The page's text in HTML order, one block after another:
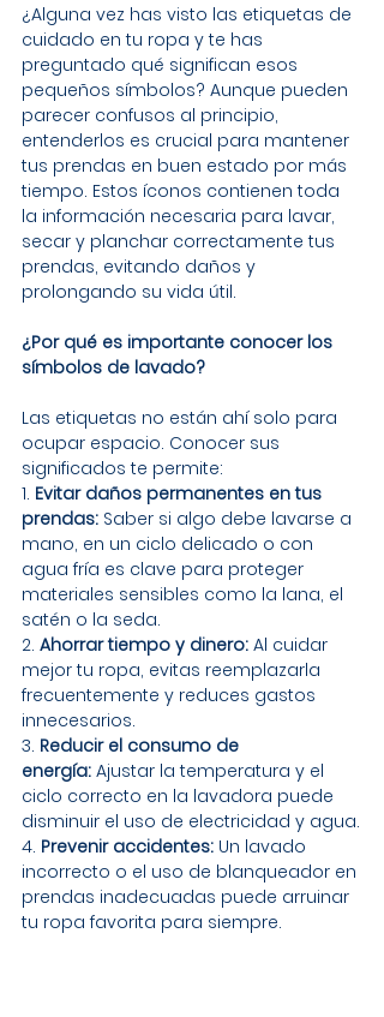
¿Alguna vez has visto las etiquetas de
cuidado en tu ropa y te has
preguntado qué significan esos
pequeños símbolos? Aunque pueden
parecer confusos al principio,
entenderlos es crucial para mantener
tus prendas en buen estado por más
tiempo. Estos íconos contienen toda
la información necesaria para lavar,
secar y planchar correctamente tus
prendas, evitando daños y
prolongando su vida útil.
¿Por qué es importante conocer los
símbolos de lavado?
Las etiquetas no están ahí solo para
ocupar espacio. Conocer sus
significados te permite:
1. Evitar daños permanentes en tus
prendas: Saber si algo debe lavarse a
mano, en un ciclo delicado o con
agua fría es clave para proteger
materiales sensibles como la lana, el
satén o la seda.
2. Ahorrar tiempo y dinero: Al cuidar
mejor tu ropa, evitas reemplazarla
frecuentemente y reduces gastos
innecesarios.
3. Reducir el consumo de
energía: Ajustar la temperatura y el
ciclo correcto en la lavadora puede
disminuir el uso de electricidad y agua.
4. Prevenir accidentes: Un lavado
incorrecto o el uso de blanqueador en
prendas inadecuadas puede arruinar
tu ropa favorita para siempre.